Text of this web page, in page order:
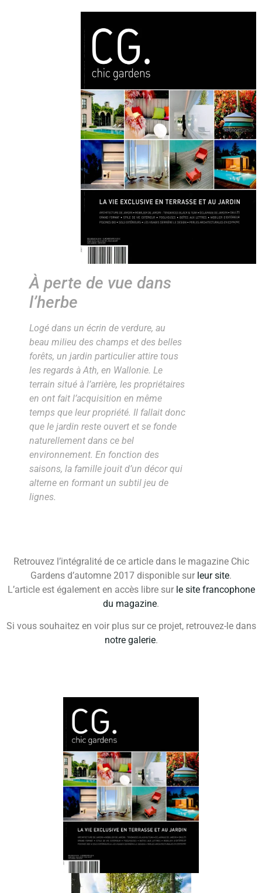
À perte de vue dans
l’herbe
Logé dans un écrin de verdure, au
beau milieu des champs et des belles
forêts, un jardin particulier attire tous
les regards à Ath, en Wallonie. Le
terrain situé à l’arrière, les propriétaires
en ont fait l’acquisition en même
temps que leur propriété. Il fallait donc
que le jardin reste ouvert et se fonde
naturellement dans ce bel
environnement. En fonction des
saisons, la famille jouit d’un décor qui
alterne en formant un subtil jeu de
lignes.
Retrouvez l’intégralité de ce article dans le magazine Chic
Gardens d’automne 2017 disponible sur leur site.
L’article est également en accès libre surle site francophone
du magazine.
Si vous souhaitez en voir plus sur ce projet, retrouvez-le dans
notre galerie.